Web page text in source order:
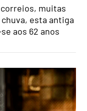
correios, muitas
esta antiga
aos 62 anos